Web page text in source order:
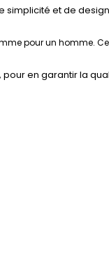
et de
pour un homme.
en garantir la